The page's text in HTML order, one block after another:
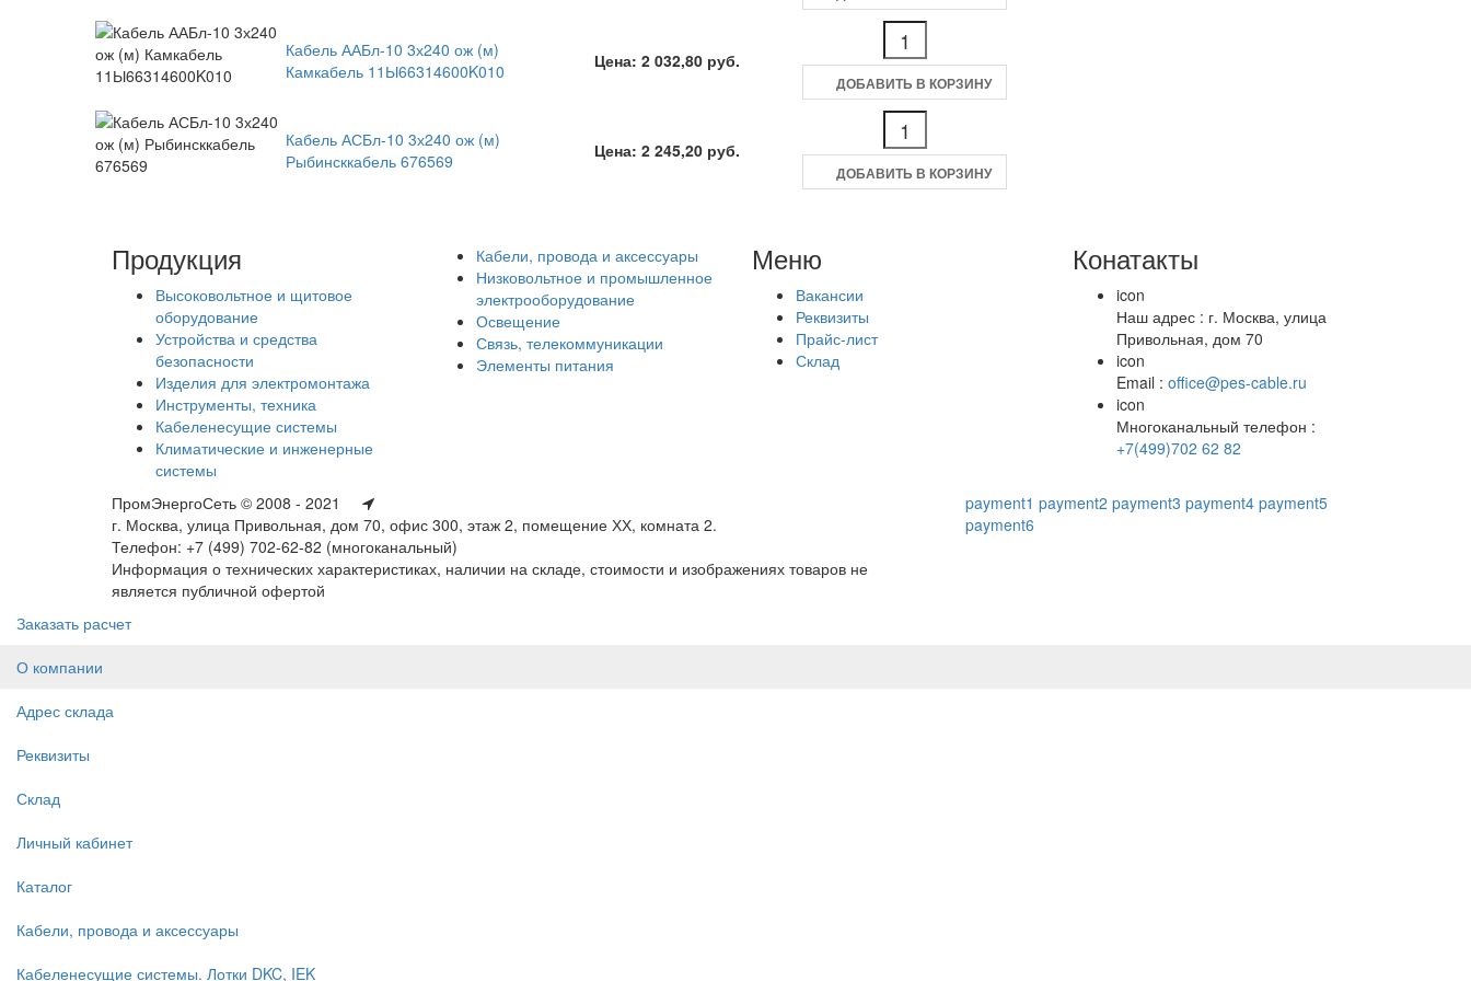
Кабель ААБл-10 3х240 ож (м)
Камкабель 11Ы66314600K010
Цена: 2 032,80 руб.
ДОБАВИТЬ В КОРЗИНУ
Кабель АСБл-10 3х240 ож (м)
Рыбинсккабель 676569
Цена: 2 245,20 руб.
ДОБАВИТЬ В КОРЗИНУ
Продукция
Высоковольтное и щитовое
оборудование
Устройства и средства
безопасности
Изделия для электромонтажа
Инструменты, техника
Кабеленесущие системы
Климатические и инженерные
системы
Кабели, провода и аксессуары
Низковольтное и промышленное
электрооборудование
Освещение
Связь, телекоммуникации
Элементы питания
Меню
Вакансии
Реквизиты
Прайс-лист
Склад
Конатакты
icon
Наш адрес : г. Москва, улица
Привольная, дом 70
icon
Email : office@pes-cable.ru
icon
Многоканальный телефон :
+7(499)702 62 82
ПромЭнергоСеть © 2008 - 2021
г. Москва, улица Привольная, дом 70, офис 300, этаж 2, помещение ХХ, комната 2.
Телефон: +7 (499) 702-62-82 (многоканальный)
Информация о технических характеристиках, наличии на складе, стоимости и изображениях товаров не
является публичной офертой
payment1 payment2 payment3 payment4 payment5
payment6
Заказать расчет
О компании
Адрес склада
Реквизиты
Склад
Личный кабинет
Каталог
Кабели, провода и аксессуары
Кабеленесущие системы. Лотки DKC, IEK